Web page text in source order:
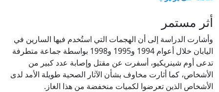
أثر مستمر
وأشارت الدراسة إلى أن الهجمات التي استُخدم فيها السارين في
اليابان خلال أعوام 1994 و1995 و1998 بواسطة جماعة متطرفة
تدعى أوم شينريكيو، أسفرت عن مقتل وإصابة عدد كبير من
الأشخاص، كما أثارت مخاوف بشأن الآثار الصحية طويلة الأمد لدى
الأشخاص الذين تعرضوا لكميات منخفضة من هذا الغاز.